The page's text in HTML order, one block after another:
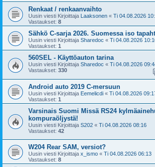
Renkaat / renkaanvaihto
Uusin viesti Kirjoittaja Laaksonen « Ti 04.08.2026
Vastaukset: 8
Sähkö C-sarja 2026. Suomessa iso
Uusin viesti Kirjoittaja Sharedoc « Ti 04.08.2026
Vastaukset: 1
560SEL - Käyttöauton tarina
Uusin viesti Kirjoittaja Sharedoc « Ti 04.08.2026
Vastaukset: 330
Android auto 2019 C-mersuun
Uusin viesti Kirjoittaja Eemelicdi « Ti 04.08.2026
Vastaukset: 1
Varsinais Suomi Missä RS24
kompuraöljystä!
Uusin viesti Kirjoittaja S202 « Ti 04.08.2026 08:16
Vastaukset: 42
W204 Rear SAM, versiot?
Uusin viesti Kirjoittaja x_ismo « Ti 04.08.2026 06:13
Vastaukset: 8